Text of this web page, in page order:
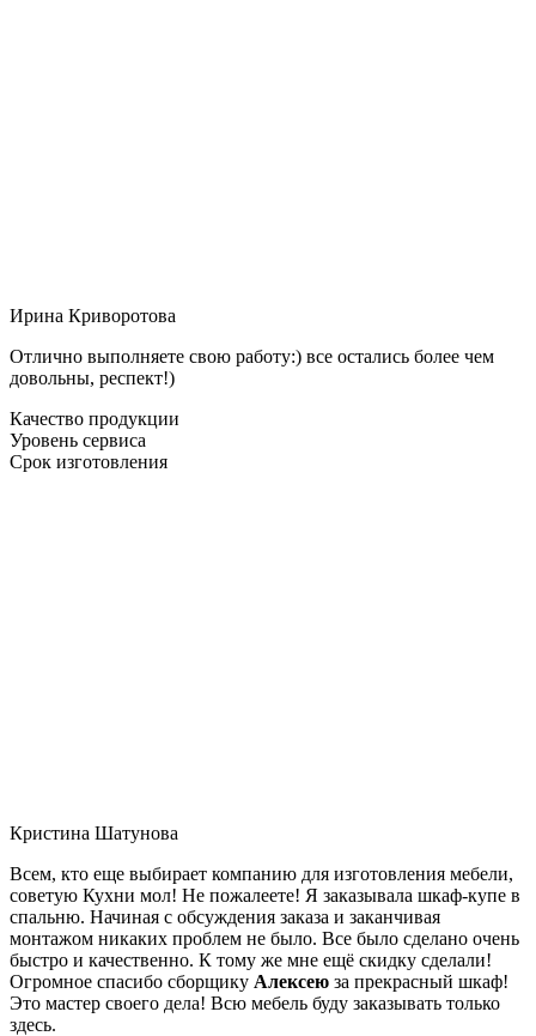
Ирина Криворотова
Отлично выполняете свою работу:) все остались более чем
довольны, респект!)
Качество продукции
Уровень сервиса
Срок изготовления
Кристина Шатунова
Всем, кто еще выбирает компанию для изготовления мебели,
советую Кухни мол! Не пожалеете! Я заказывала шкаф-купе в
спальню. Начиная с обсуждения заказа и заканчивая
монтажом никаких проблем не было. Все было сделано очень
быстро и качественно. К тому же мне ещё скидку сделали!
Огромное спасибо сборщику Алексею за прекрасный шкаф!
Это мастер своего дела! Всю мебель буду заказывать только
здесь.